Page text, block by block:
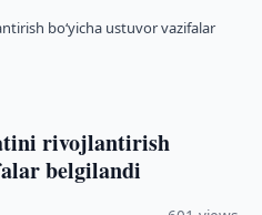
boʻyicha ustuvor vazifalar
rivojlantirish
belgilandi